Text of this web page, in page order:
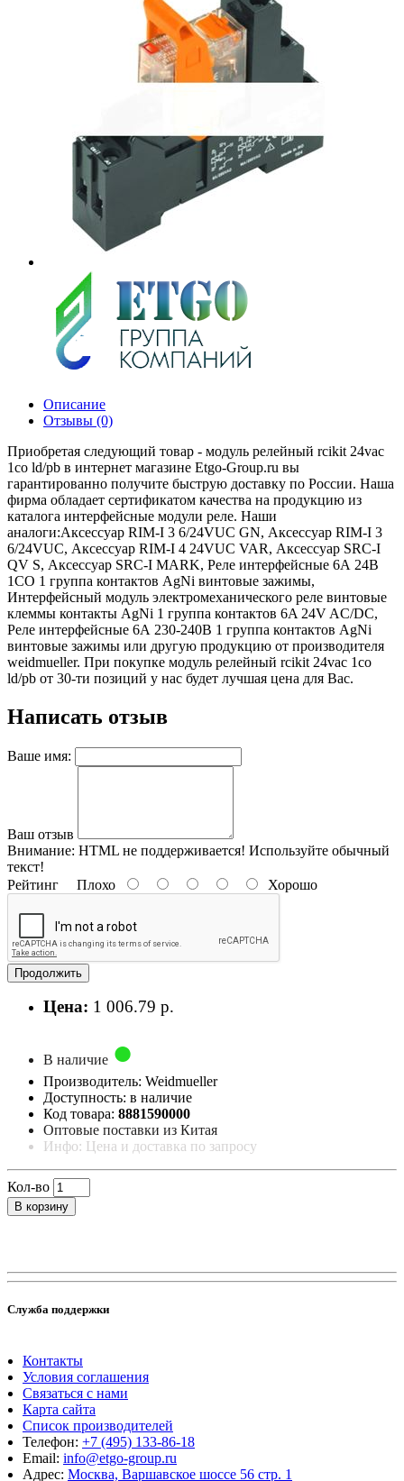
Описание
Отзывы (0)
Приобретая следующий товар - модуль релейный rcikit 24vac
1co ld/pb в интернет магазине Etgo-Group.ru вы
гарантированно получите быструю доставку по России. Наша
фирма обладает сертификатом качества на продукцию из
каталога интерфейсные модули реле. Наши
аналоги:Аксессуар RIM-I 3 6/24VUC GN, Аксессуар RIM-I 3
6/24VUC, Аксессуар RIM-I 4 24VUC VAR, Аксессуар SRC-I
QV S, Аксессуар SRC-I MARK, Реле интерфейсные 6А 24В
1СО 1 группа контактов AgNi винтовые зажимы,
Интерфейсный модуль электромеханического реле винтовые
клеммы контакты AgNi 1 группа контактов 6A 24V AC/DC,
Реле интерфейсные 6А 230-240В 1 группа контактов AgNi
винтовые зажимы или другую продукцию от производителя
weidmueller. При покупке модуль релейный rcikit 24vac 1co
ld/pb от 30-ти позиций у нас будет лучшая цена для Вас.
Написать отзыв
Ваше имя:
Ваш отзыв
Внимание: HTML не поддерживается! Используйте обычный
текст!
Рейтинг Плохо Хорошо
Продолжить
Цена: 1 006.79 р.
В наличие
Производитель: Weidmueller
Доступность: в наличие
Код товара: 8881590000
Оптовые поставки из Китая
Инфо: Цена и доставка по запросу
Кол-во
В корзину
Служба поддержки
Контакты
Условия соглашения
Связаться с нами
Карта сайта
Список производителей
Телефон: +7 (495) 133-86-18
Email: info@etgo-group.ru
Адрес: Москва, Варшавское шоссе 56 стр. 1